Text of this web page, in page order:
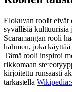
Elokuvan roolit eivät
syvällisiä kulttuurisia
Scaramangan rooli
hahmon, joka
Tämä rooli inspiroi
rikkomaan
kirjoitettu runsaasti
tarkastella